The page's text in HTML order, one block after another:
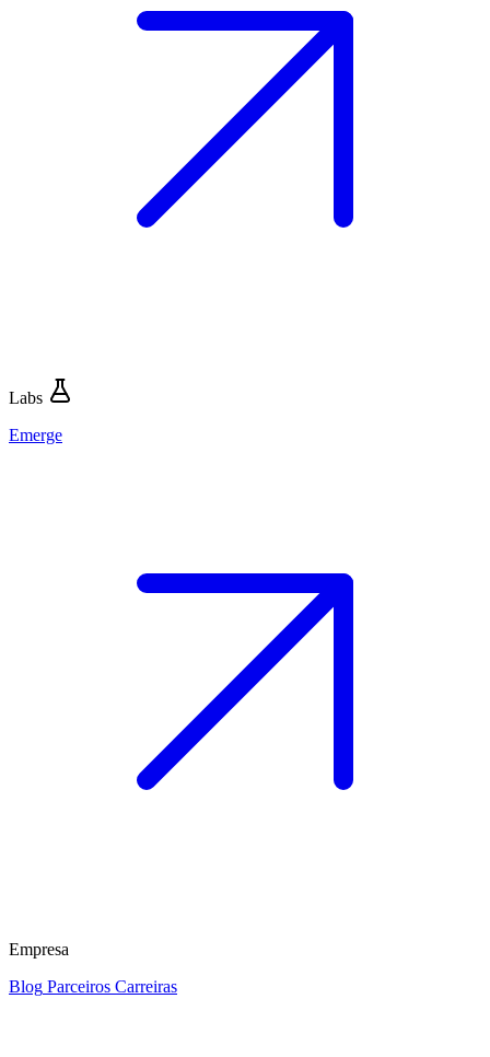
Labs
Emerge
Empresa
Blog Parceiros Carreiras